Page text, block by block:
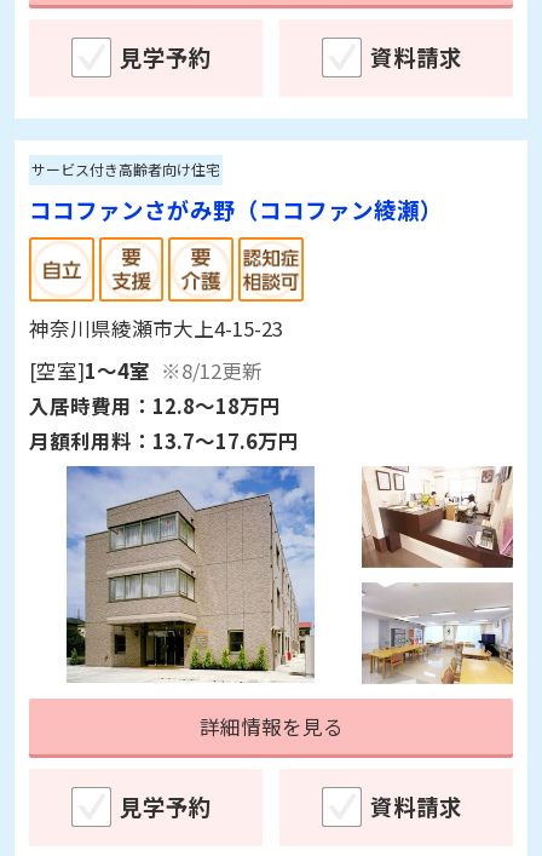
見学予約 資料請求
サービス付き高齢者向け住宅
ココファンさがみ野（ココファン綾瀬）
神奈川県綾瀬市大上4-15-23
[空室]1～4室 ※8/12更新
入居時費用： 12.8～18万円
月額利用料： 13.7～17.6万円
詳細情報を見る
見学予約 資料請求